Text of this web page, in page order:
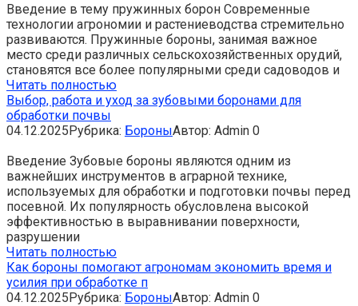
Введение в тему пружинных борон Современные
технологии агрономии и растениеводства стремительно
развиваются. Пружинные бороны, занимая важное
место среди различных сельскохозяйственных орудий,
становятся все более популярными среди садоводов и
Читать полностью
Выбор, работа и уход за зубовыми боронами для
обработки почвы
04.12.2025Рубрика: БороныАвтор: Admin 0
Введение Зубовые бороны являются одним из
важнейших инструментов в аграрной технике,
используемых для обработки и подготовки почвы перед
посевной. Их популярность обусловлена высокой
эффективностью в выравнивании поверхности,
разрушении
Читать полностью
Как бороны помогают агрономам экономить время и
усилия при обработке п
04.12.2025Рубрика: БороныАвтор: Admin 0